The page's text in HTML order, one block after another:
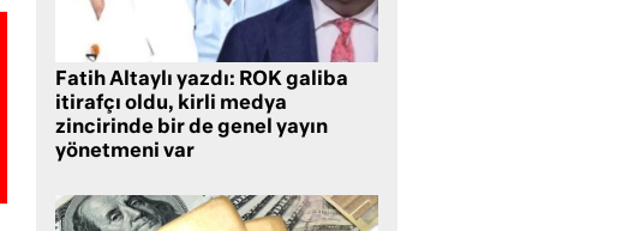
Fatih Altaylı yazdı: ROK galiba
itirafçı oldu, kirli medya
zincirinde bir de genel yayın
yönetmeni var